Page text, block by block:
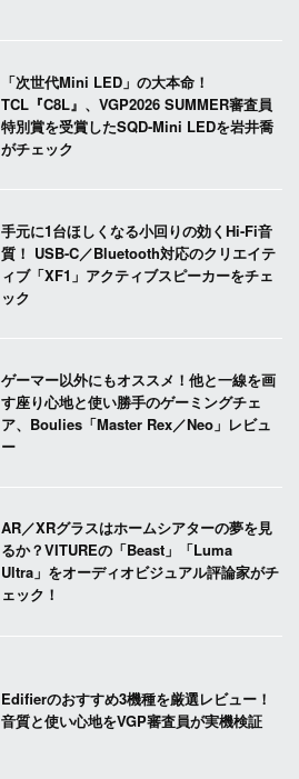
「次世代Mini LED」の大本命！
TCL『C8L』、VGP2026 SUMMER審査員
特別賞を受賞したSQD-Mini LEDを岩井喬
がチェック
手元に1台ほしくなる小回りの効くHi-Fi音
質！ USB-C／Bluetooth対応のクリエイテ
ィブ「XF1」アクティブスピーカーをチェ
ック
ゲーマー以外にもオススメ！他と一線を画
す座り心地と使い勝手のゲーミングチェ
ア、Boulies「Master Rex／Neo」レビュ
ー
AR／XRグラスはホームシアターの夢を見
るか？VITUREの「Beast」「Luma
Ultra」をオーディオビジュアル評論家がチ
ェック！
Edifierのおすすめ3機種を厳選レビュー！
音質と使い心地をVGP審査員が実機検証